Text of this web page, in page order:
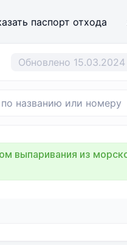
паспорт отхода
Обновлено 15.03.2024
выпаривания из